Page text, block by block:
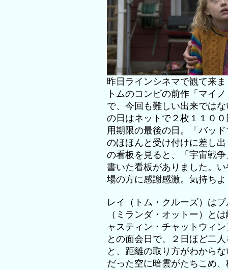
昨日ラインシネマで観て来
トムのコンビの前作「マイ
で、今回も難しい出来では
の日はネットで２枚１１０
用期限の最後の日。「バッ
のほほんと受け付けに差し
の看板を見ると、「宇宙戦
書いた看板がありました。
場の方に感謝感激。気持ち
レイ（トム・クルーズ）は
（ミランダ・オットー）と
ャスティン・チャットウィ
との面会日で、２日ほど二
と、距離の取り方がわから
だった空に暗雲がたちこめ